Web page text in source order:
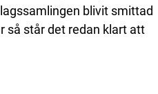
blivit smittad
så står det redan klart att